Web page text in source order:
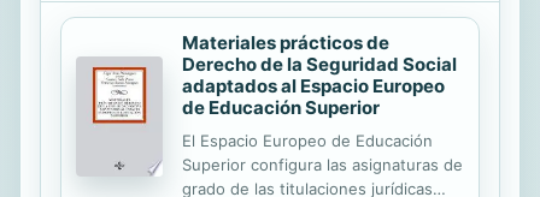
Materiales prácticos de
Derecho de la Seguridad Social
adaptados al Espacio Europeo
de Educación Superior
El Espacio Europeo de Educación
Superior configura las asignaturas de
grado de las titulaciones jurídicas